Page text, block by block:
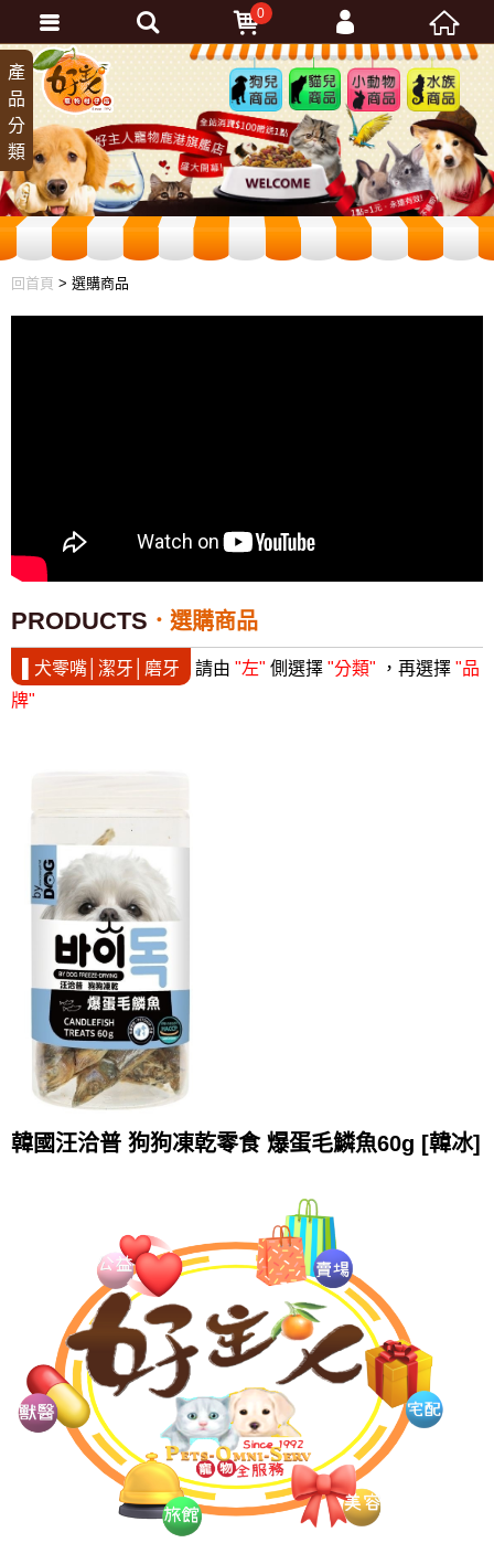
狗兒
商品
貓兒
商品
小動
物商
品
水族
商品
回首頁 > 選購商品
產
品
分
類
PRODUCTS 選購商品
▌犬零嘴│潔牙│磨牙 請由 "左" 側選擇 "分類" ，再選擇 "品
牌"
韓國汪洽普 狗狗凍乾零食 爆蛋毛鱗魚60g [韓冰]
0
會員登入
忘記密碼
加入會員
訂單查詢